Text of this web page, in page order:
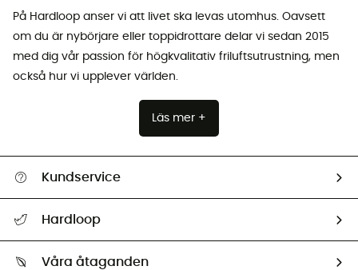
På Hardloop anser vi att livet ska levas utomhus. Oavsett
om du är nybörjare eller toppidrottare delar vi sedan 2015
med dig vår passion för högkvalitativ friluftsutrustning, men
också hur vi upplever världen.
Läs mer +
Kundservice
Retur & återbetalning
Hardloop
Våra åtaganden